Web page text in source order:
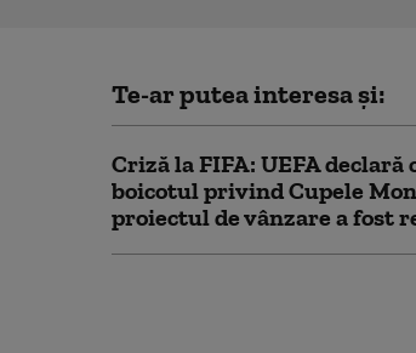
Te-ar putea interesa și:
Criză la FIFA: UEFA
boicotul privind Cupele
proiectul de vânzare a fost